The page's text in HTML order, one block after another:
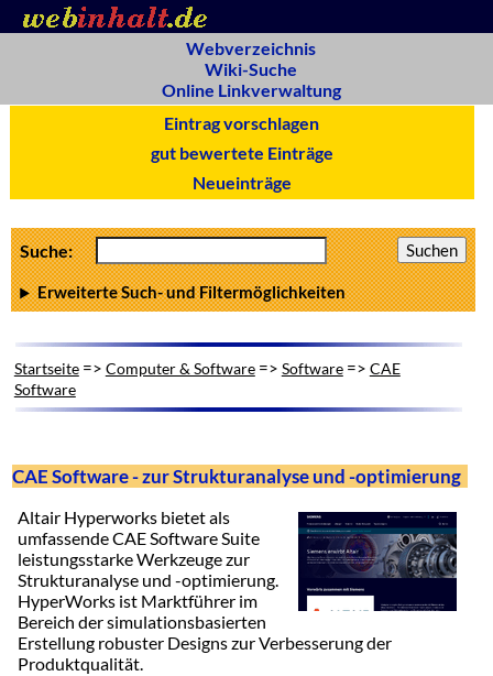
Webverzeichnis
Wiki-Suche
Online Linkverwaltung
Eintrag vorschlagen
gut bewertete Einträge
Neueinträge
Suche:
Erweiterte Such- und Filtermöglichkeiten
Startseite=> Computer & Software=> Software=> CAE
Software
CAE Software - zur Strukturanalyse und -optimierung
Altair Hyperworks bietet als
umfassende CAE Software Suite
leistungsstarke Werkzeuge zur
Strukturanalyse und -optimierung.
HyperWorks ist Marktführer im
Bereich der simulationsbasierten
Erstellung robuster Designs zur Verbesserung der
Produktqualität.